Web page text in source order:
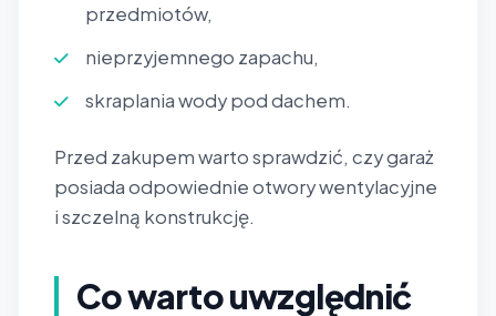
przedmiotów,
nieprzyjemnego zapachu,
skraplania wody pod dachem.
Przed zakupem warto sprawdzić, czy garaż
posiada odpowiednie otwory wentylacyjne
i szczelną konstrukcję.
Co warto uwzględnić